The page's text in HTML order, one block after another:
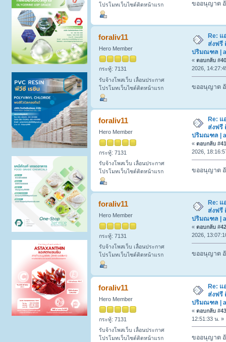
โปรโมทเว็บไซต์ติดหน้าแรก ขออนุญาต
foraliv11
Hero Member
กระทู้: 7131
รับจ้างโพสเว็บ เลื่อนประกาศ
โปรโมทเว็บไซต์ติดหน้าแรก
Re:
ส่งฟรี
ปริมณฑล |
« ตอบกลับ
2026,
ขออนุญาต
foraliv11
Hero Member
กระทู้: 7131
รับจ้างโพสเว็บ เลื่อนประกาศ
โปรโมทเว็บไซต์ติดหน้าแรก
Re:
ส่งฟรี
ปริมณฑล |
« ตอบกลับ
2026,
ขออนุญาต
foraliv11
Hero Member
กระทู้: 7131
รับจ้างโพสเว็บ เลื่อนประกาศ
โปรโมทเว็บไซต์ติดหน้าแรก
Re:
ส่งฟรี
ปริมณฑล |
« ตอบกลับ
2026,
ขออนุญาต
foraliv11
Hero Member
กระทู้: 7131
รับจ้างโพสเว็บ เลื่อนประกาศ
โปรโมทเว็บไซต์ติดหน้าแรก
Re: แ
ส่งฟรี
ปริมณฑล |
« ตอบกลับ
12:51:33 น. »
ขออนุญาต